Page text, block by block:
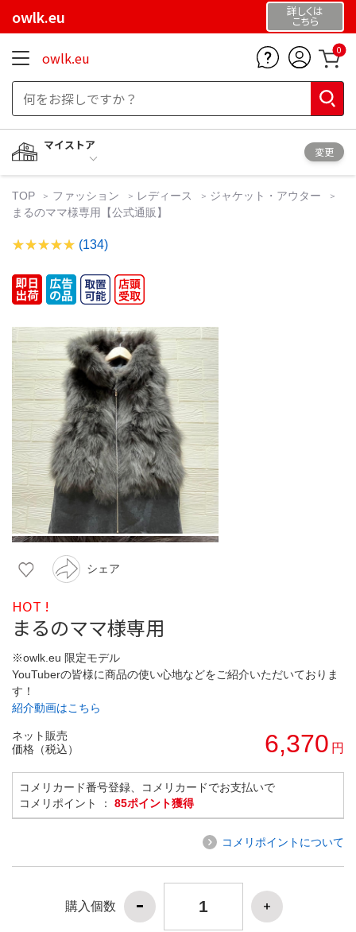
owlk.eu 詳しくは
こちら
owlk.eu 0
マイストア
変更
TOP ファッション レディース
ジャケット・アウター
まるのママ様専用【公式通販】
(134)
シェア
HOT !
まるのママ様専用
※owlk.eu 限定モデル
YouTuberの皆様に商品の使い心地などをご紹介いただいておりま
す！
紹介動画はこちら
ネット販売
価格（税込）
6,370 円
コメリカード番号登録、コメリカードでお支払いで
コメリポイント ： 85ポイント獲得
コメリポイントについて
購入個数